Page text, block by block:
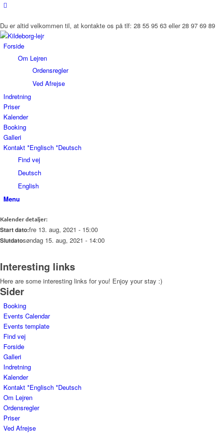
Du er altid velkommen til, at kontakte os på tlf: 28 55 95 63 eller 28 97 69 89
Forside
Om Lejren
Ordensregler
Ved Afrejse
Indretning
Priser
Kalender
Booking
Galleri
Kontakt *Englisch *Deutsch
Find vej
Deutsch
English
Menu
Kalender detaljer:
Start dato:fre 13. aug, 2021 - 15:00
Slutdatosøndag 15. aug, 2021 - 14:00
Interesting links
Here are some interesting links for you! Enjoy your stay :)
Sider
Booking
Events Calendar
Events template
Find vej
Forside
Galleri
Indretning
Kalender
Kontakt *Englisch *Deutsch
Om Lejren
Ordensregler
Priser
Ved Afrejse